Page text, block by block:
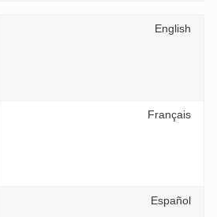
English
Français
Español